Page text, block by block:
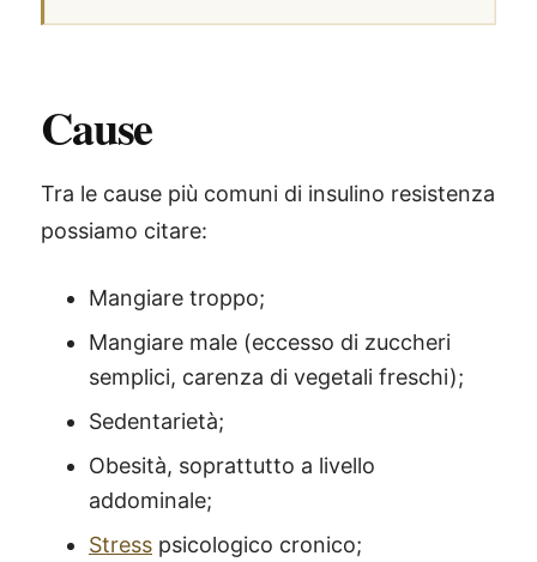
Cause
Tra le cause più comuni di insulino resistenza
possiamo citare:
Mangiare troppo;
Mangiare male (eccesso di zuccheri
semplici, carenza di vegetali freschi);
Sedentarietà;
Obesità, soprattutto a livello
addominale;
Stress psicologico cronico;